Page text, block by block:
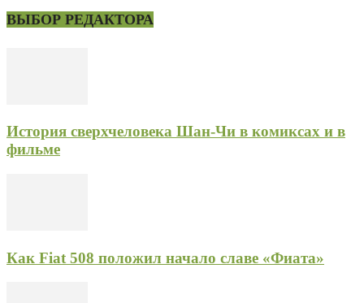
ВЫБОР РЕДАКТОРА
История сверхчеловека Шан-Чи в комиксах и в
фильме
Как Fiat 508 положил начало славе «Фиата»